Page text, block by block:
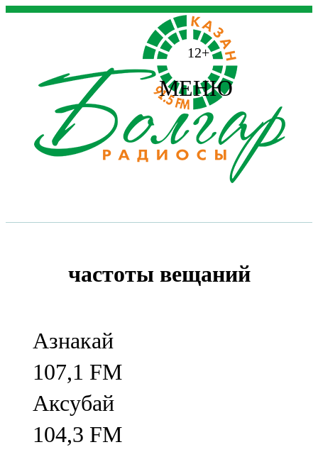
12+
МЕНЮ
частоты вещаний
Азнакай
107,1 FM
Аксубай
104,3 FM